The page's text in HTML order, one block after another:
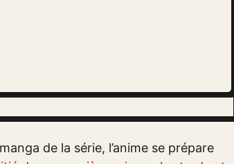
de la série, l’anime se prépare